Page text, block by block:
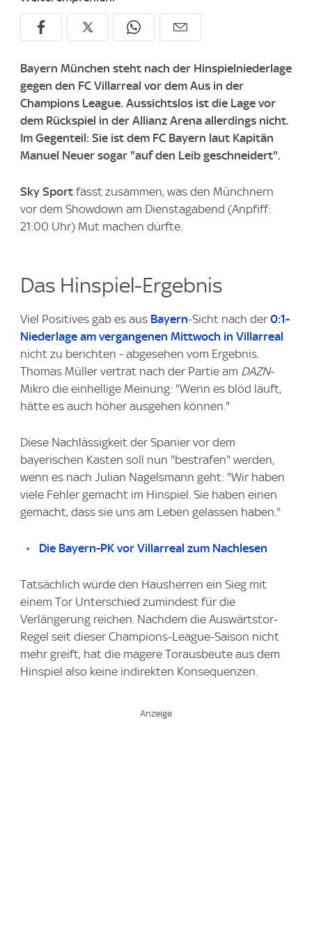
Bayern München steht nach der Hinspielniederlage
gegen den FC Villarreal vor dem Aus in der
Champions League. Aussichtslos ist die Lage vor
dem Rückspiel in der Allianz Arena allerdings nicht.
Im Gegenteil: Sie ist dem FC Bayern laut Kapitän
Manuel Neuer sogar "auf den Leib geschneidert".
Sky Sport fasst zusammen, was den Münchnern
vor dem Showdown am Dienstagabend (Anpfiff:
21:00 Uhr) Mut machen dürfte.
Das Hinspiel-Ergebnis
Viel Positives gab es aus Bayern-Sicht nach der 0:1-
Niederlage am vergangenen Mittwoch in Villarreal
nicht zu berichten - abgesehen vom Ergebnis.
Thomas Müller vertrat nach der Partie am DAZN-
Mikro die einhellige Meinung: "Wenn es blöd läuft,
hätte es auch höher ausgehen können."
Diese Nachlässigkeit der Spanier vor dem
bayerischen Kasten soll nun "bestrafen" werden,
wenn es nach Julian Nagelsmann geht: "Wir haben
viele Fehler gemacht im Hinspiel. Sie haben einen
gemacht, dass sie uns am Leben gelassen haben."
Die Bayern-PK vor Villarreal zum Nachlesen
Tatsächlich würde den Hausherren ein Sieg mit
einem Tor Unterschied zumindest für die
Verlängerung reichen. Nachdem die Auswärtstor-
Regel seit dieser Champions-League-Saison nicht
mehr greift, hat die magere Torausbeute aus dem
Hinspiel also keine indirekten Konsequenzen.